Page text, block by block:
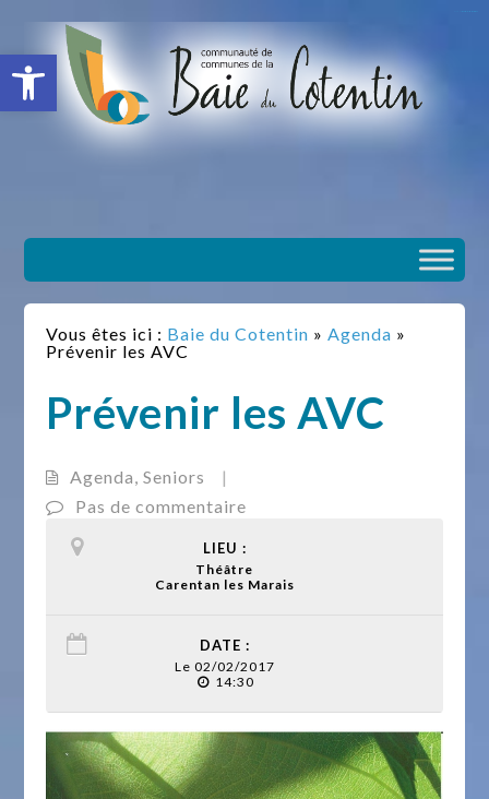
Ouvrir la barre d’outils
Vous êtes ici : Baie du Cotentin »Agenda »
Prévenir les AVC
Prévenir les AVC
Agenda,Seniors
|
Pas de commentaire
LIEU :
Théâtre
Carentan les Marais
DATE :
Le 02/02/2017
14:30